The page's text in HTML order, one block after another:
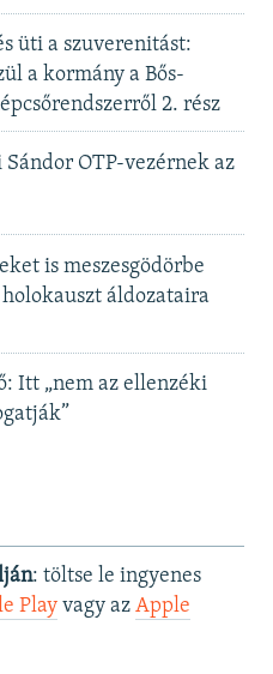
üti a szuverenitást:
a kormány a Bős-
2. rész
Sándor OTP-vezérnek az
is meszesgödörbe
áldozataira
Itt „nem az ellenzéki
: töltse le ingyenes
Playvagy az Apple